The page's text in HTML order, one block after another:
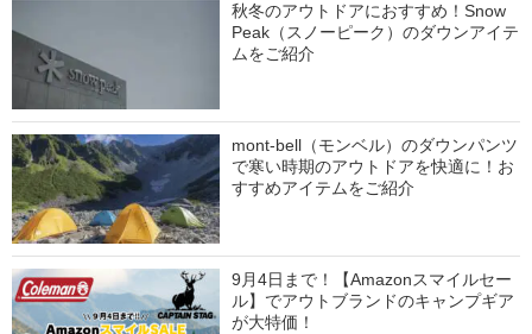
秋冬のアウトドアにおすすめ！Snow
Peak（スノーピーク）のダウンアイテ
ムをご紹介
mont-bell（モンベル）のダウンパンツ
で寒い時期のアウトドアを快適に！お
すすめアイテムをご紹介
9月4日まで！【Amazonスマイルセー
ル】でアウトブランドのキャンプギア
が大特価！